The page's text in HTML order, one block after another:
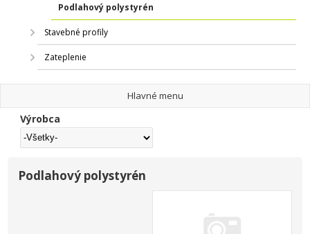
Podlahový polystyrén
Stavebné profily
Zateplenie
Hlavné menu
Výrobca
Podlahový polystyrén